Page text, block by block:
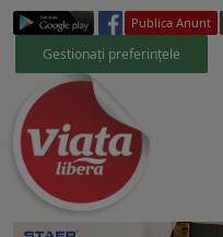
Publica Anunt
Gestionați preferințele